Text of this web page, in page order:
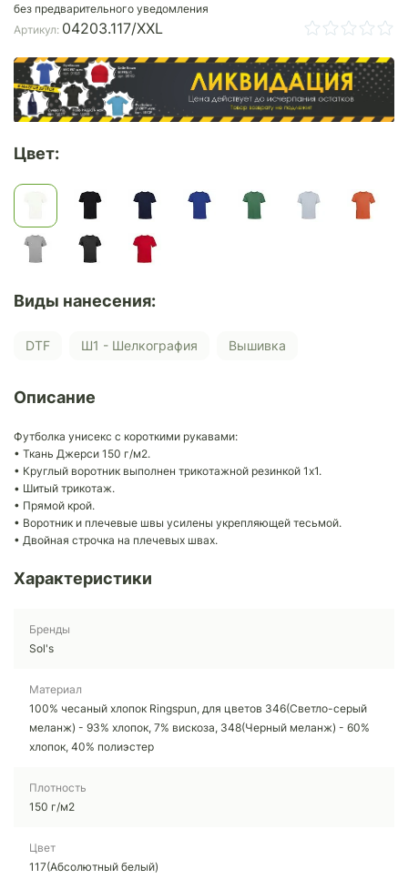
без предварительного уведомления
Артикул: 04203.117/XXL
Цвет:
Виды нанесения:
DTF Ш1 - Шелкография Вышивка
Описание
Футболка унисекс с короткими рукавами:
• Ткань Джерси 150 г/м2.
• Круглый воротник выполнен трикотажной резинкой 1x1.
• Шитый трикотаж.
• Прямой крой.
• Воротник и плечевые швы усилены укрепляющей тесьмой.
• Двойная строчка на плечевых швах.
Характеристики
Бренды
Sol's
Материал
100% чесаный хлопок Ringspun, для цветов 346(Светло-серый
меланж) - 93% хлопок, 7% вискоза, 348(Черный меланж) - 60%
хлопок, 40% полиэстер
Плотность
150 г/м2
Цвет
117(Абсолютный белый)